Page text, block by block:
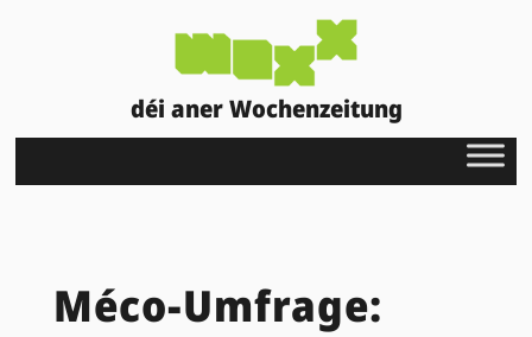
déi aner Wochenzeitung
Méco-Umfrage: